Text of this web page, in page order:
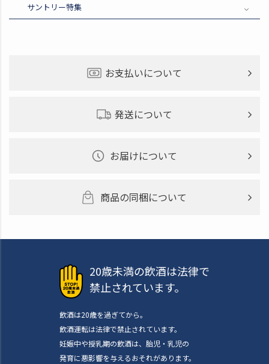
サントリー特集
お支払いについて
発送について
お届けについて
商品の同梱について
20歳未満の飲酒は法律で
禁止されています。
飲酒は20歳を過ぎてから。
飲酒運転は法律で禁止されています。
妊娠中や授乳期の飲酒は、胎児・乳児の
発育に悪影響を与えるおそれがあります。